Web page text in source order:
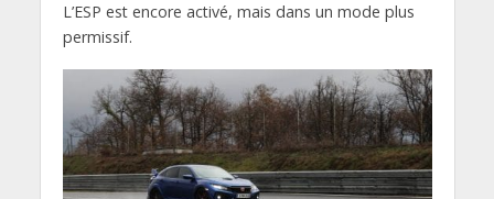
L’ESP est encore activé, mais dans un mode plus
permissif.